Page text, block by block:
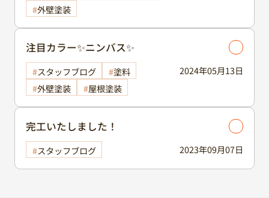
外壁塗装
2024年05月13日
注目カラー✨ニンバス✨
スタッフブログ
塗料
外壁塗装
屋根塗装
2023年09月07日
完工いたしました！
スタッフブログ